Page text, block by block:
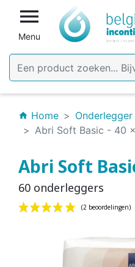

Menu
home Home
Onderlegger
Abri Soft Basic - 40
Abri Soft
60 onderleggers
(2